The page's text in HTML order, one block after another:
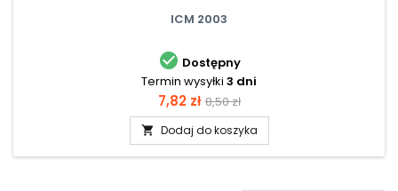
ICM 2003
 Dostępny
Termin wysyłki 3 dni
Cena
7,82 zł Cena
podstawowa
8,50 zł
 Dodaj do koszyka